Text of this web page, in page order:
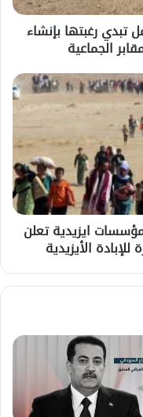
تبدي رغبتها بإنشاء
الجماعية
ايزيدية تعلن
الأيزيدية